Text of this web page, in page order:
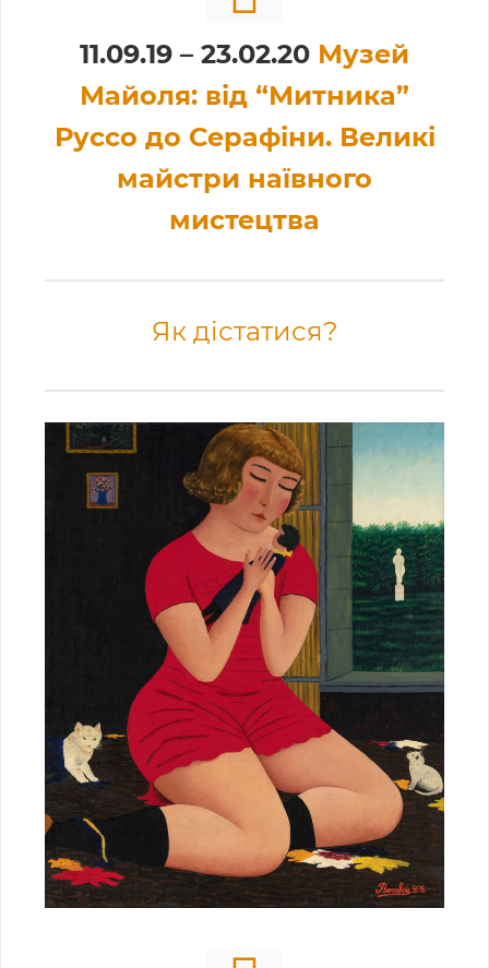
11.09.19 – 23.02.20 Музей
Майоля: від “Митника”
Руссо до Серафіни. Великі
майстри наївного
мистецтва
Як дістатися?